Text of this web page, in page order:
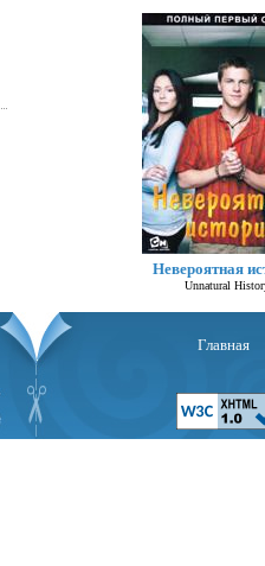
Невероятная
Unnatural
Главная